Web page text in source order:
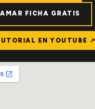
FICHA GRATIS
EN YOUTUBE ↗